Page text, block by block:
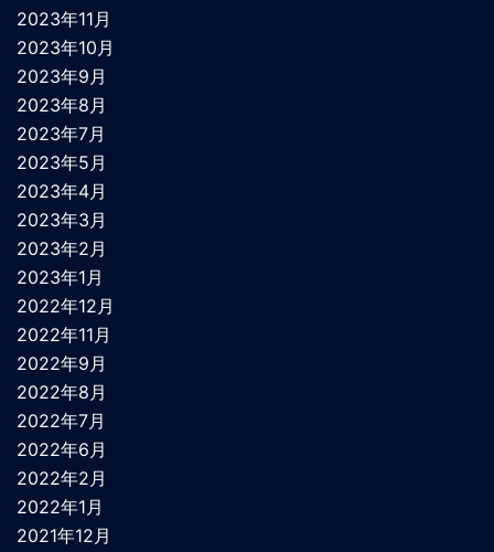
2023年11月
2023年10月
2023年9月
2023年8月
2023年7月
2023年5月
2023年4月
2023年3月
2023年2月
2023年1月
2022年12月
2022年11月
2022年9月
2022年8月
2022年7月
2022年6月
2022年2月
2022年1月
2021年12月